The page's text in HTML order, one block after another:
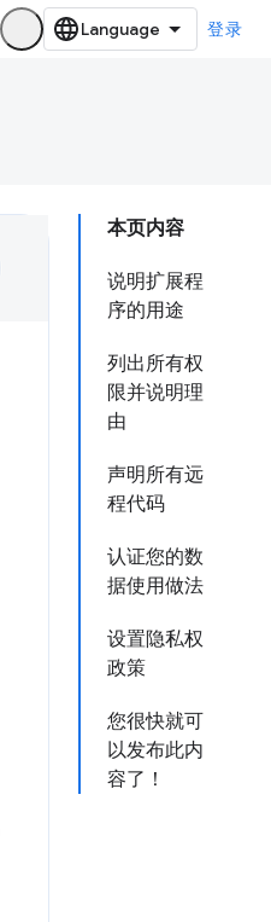
登录
本页内容
说明扩展程
序的用途
列出所有权
限并说明理
由
声明所有远
程代码
认证您的数
据使用做法
设置隐私权
政策
您很快就可
以发布此内
容了！